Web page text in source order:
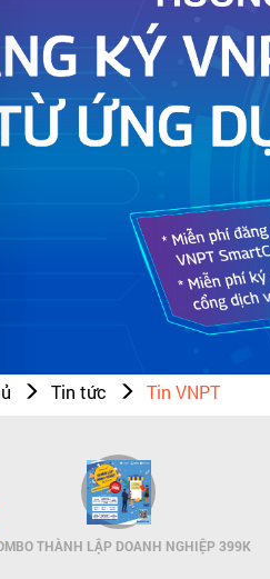
Tin tức Tin VNPT
THÀNH LẬP DOANH NGHIỆP 399K